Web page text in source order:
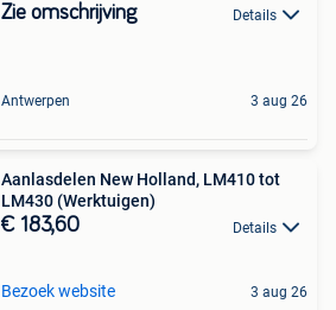
Zie omschrijving Details
Antwerpen 3 aug 26
Aanlasdelen New Holland, LM410 tot
LM430 (Werktuigen)
€ 183,60 Details
Bezoek website 3 aug 26